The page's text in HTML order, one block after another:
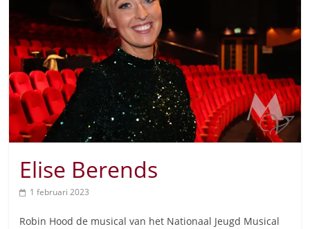
Elise Berends
1 februari 2023
Robin Hood de musical van het Nationaal Jeugd Musical